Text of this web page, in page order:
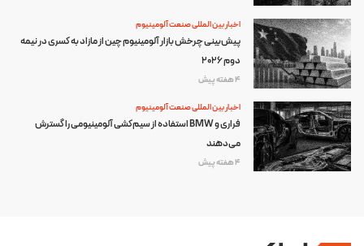
اخبار بین المللی صنعت آلومینیوم
پیش‌بینی چرخش بازار آلومینیوم چین از مازاد به کسری در نیمه
دوم ۲۰۲۶
4 هفته پیش
اخبار بین المللی صنعت آلومینیوم
فراری و BMW استفاده از سیم‌کشی آلومینیومی را گسترش
می‌دهند
4 هفته پیش